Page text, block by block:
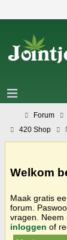
Forum
420 Shop
Welkom
Maak gratis
forum.
vragen. Neem
inloggen of